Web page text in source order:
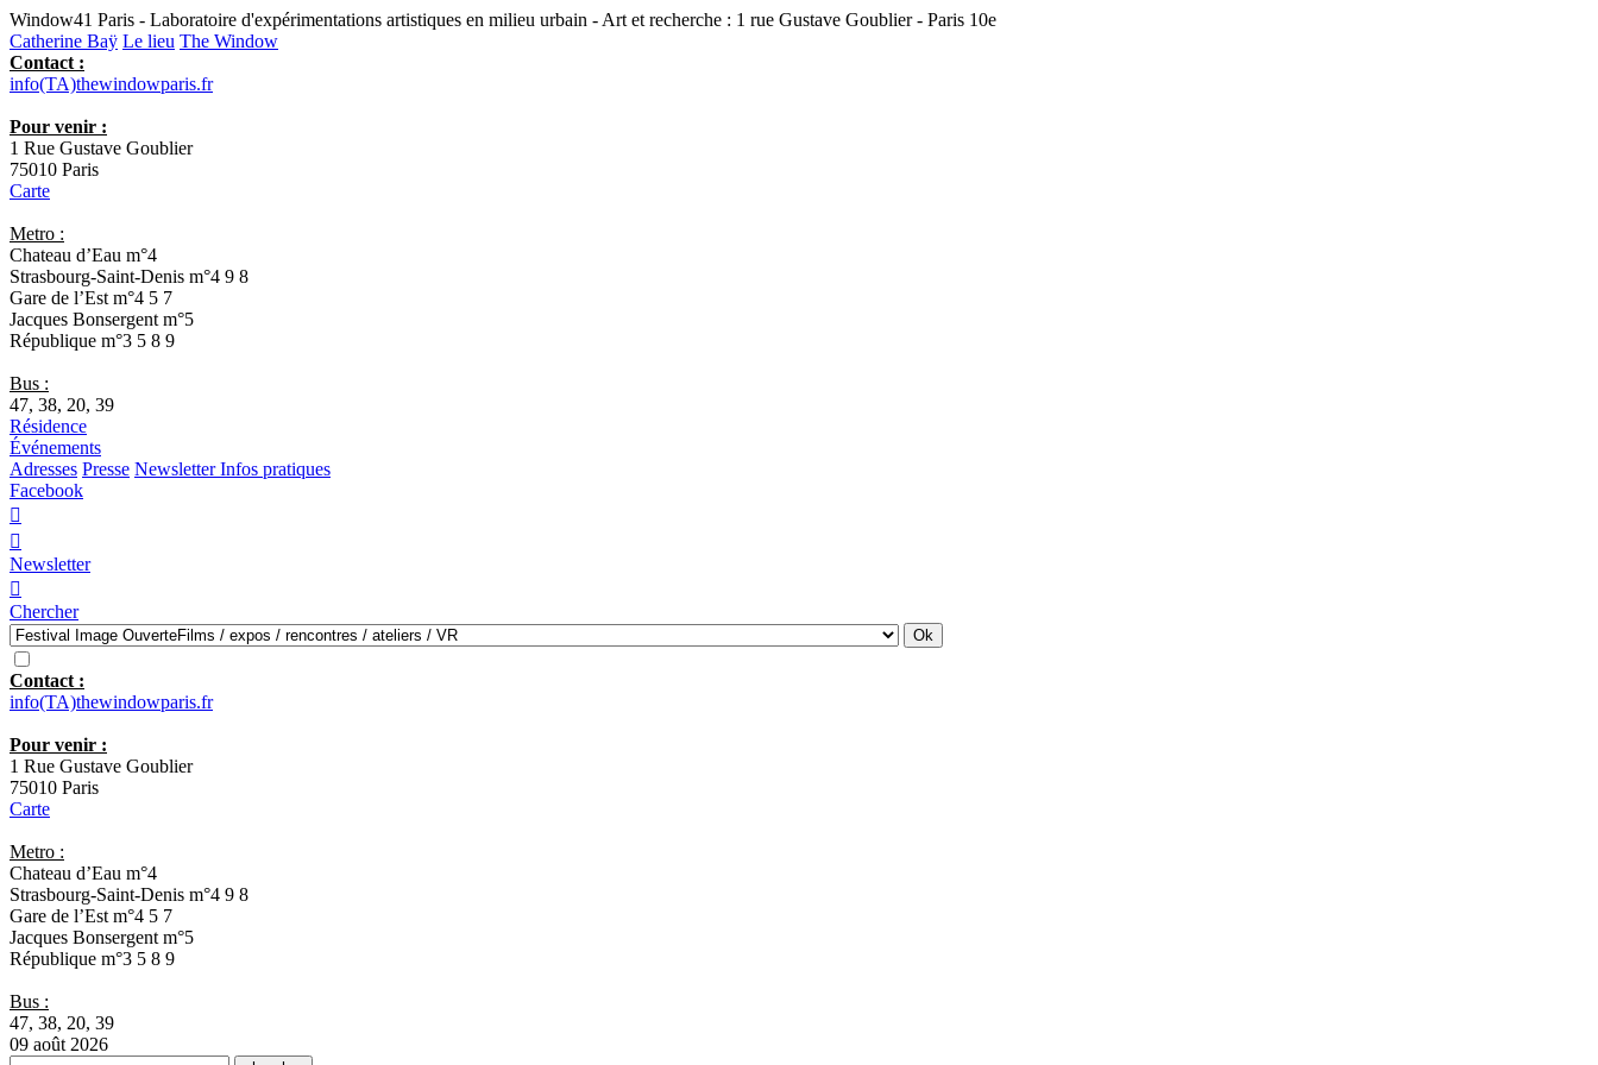
Window41 Paris - Laboratoire d'expérimentations artistiques en milieu urbain - Art et recherche : 1 rue Gustave Goublier - Paris 10e
Catherine Baÿ Le lieu The Window
Contact :
info(TA)thewindowparis.fr
Pour venir :
1 Rue Gustave Goublier
75010 Paris
Carte
Metro :
Chateau d’Eau m°4
Strasbourg-Saint-Denis m°4 9 8
Gare de l’Est m°4 5 7
Jacques Bonsergent m°5
République m°3 5 8 9
Bus :
47, 38, 20, 39
Résidence
Événements
Adresses Presse NewsletterInfos pratiques
Facebook


Newsletter

Chercher
Contact :
info(TA)thewindowparis.fr
Pour venir :
1 Rue Gustave Goublier
75010 Paris
Carte
Metro :
Chateau d’Eau m°4
Strasbourg-Saint-Denis m°4 9 8
Gare de l’Est m°4 5 7
Jacques Bonsergent m°5
République m°3 5 8 9
Bus :
47, 38, 20, 39
09 août 2026